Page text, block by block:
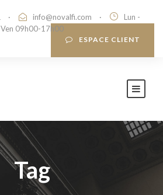
· info@novalfi.com ·
Lun -
Ven 09h00-17h00
ESPACE CLIENT
Tag